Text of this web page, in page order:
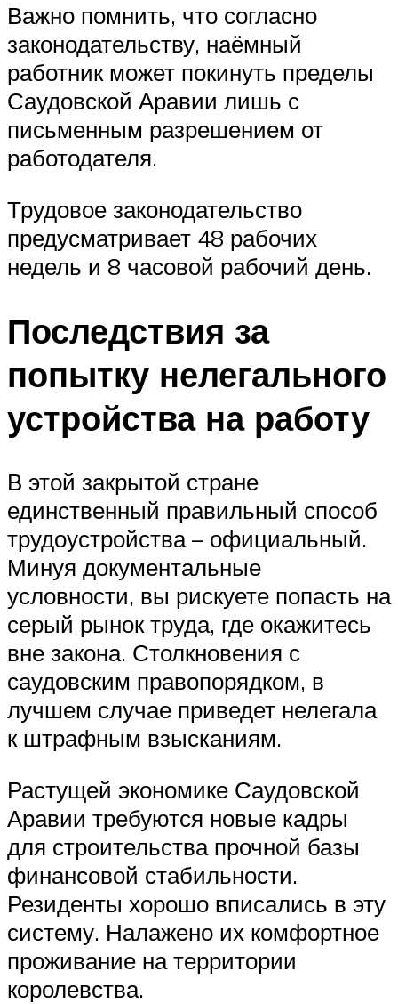
Важно помнить, что согласно
законодательству, наёмный
работник может покинуть пределы
Саудовской Аравии лишь с
письменным разрешением от
работодателя.
Трудовое законодательство
предусматривает 48 рабочих
недель и 8 часовой рабочий день.
Последствия за
попытку нелегального
устройства на работу
В этой закрытой стране
единственный правильный способ
трудоустройства – официальный.
Минуя документальные
условности, вы рискуете попасть на
серый рынок труда, где окажитесь
вне закона. Столкновения с
саудовским правопорядком, в
лучшем случае приведет нелегала
к штрафным взысканиям.
Растущей экономике Саудовской
Аравии требуются новые кадры
для строительства прочной базы
финансовой стабильности.
Резиденты хорошо вписались в эту
систему. Налажено их комфортное
проживание на территории
королевства.